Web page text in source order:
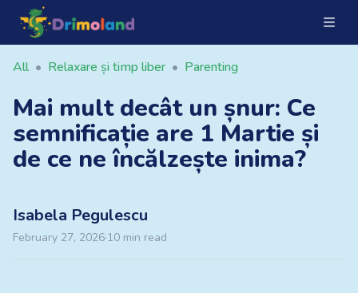
All • Relaxare și timp liber • Parenting
Mai mult decât un șnur: Ce
semnificație are 1 Martie și
de ce ne încălzește inima?
Isabela Pegulescu
February 27, 2026·10 min read